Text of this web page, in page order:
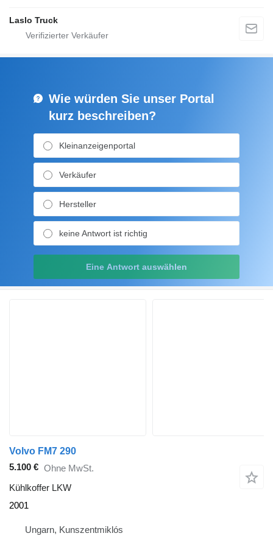
Laslo Truck
Wie würden Sie unser Portal
kurz beschreiben?
Kleinanzeigenportal
Verkäufer
Hersteller
keine Antwort ist richtig
Eine Antwort auswählen
Volvo FM7 290
5.100 € Ohne MwSt.
Kühlkoffer LKW
2001
Ungarn, Kunszentmiklós